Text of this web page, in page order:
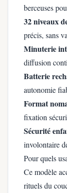
berceuses
32 niveaux
précis, sans
Minuterie
diffusion
Batterie
autonomie
Format
fixation
Sécurité
involontaire
Pour quels
Ce modèle
rituels du